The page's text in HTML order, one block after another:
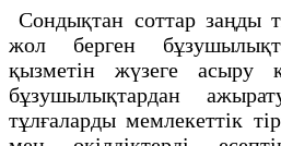
Сондықтан соттар заңды
жол берген
қызметін жүзеге асыру
бұзушылықтардан
тұлғаларды мемлекеттік